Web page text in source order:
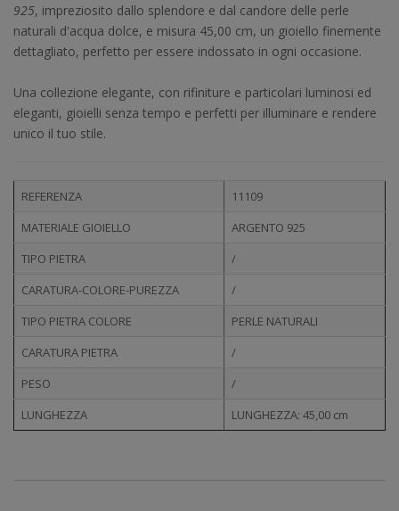
925, impreziosito dallo splendore e dal candore delle perle
naturali d'acqua dolce, e misura 45,00 cm, un gioiello finemente
dettagliato, perfetto per essere indossato in ogni occasione.
Una collezione elegante, con rifiniture e particolari luminosi ed
eleganti, gioielli senza tempo e perfetti per illuminare e rendere
unico il tuo stile.
REFERENZA
11109
MATERIALE GIOIELLO
ARGENTO 925
TIPO PIETRA
/
CARATURA-COLORE-PUREZZA
/
TIPO PIETRA COLORE
PERLE NATURALI
CARATURA PIETRA
/
PESO
/
LUNGHEZZA
LUNGHEZZA: 45,00 cm